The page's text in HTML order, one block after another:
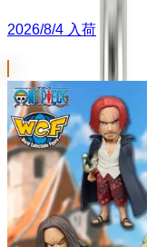
2026/8/4 入荷